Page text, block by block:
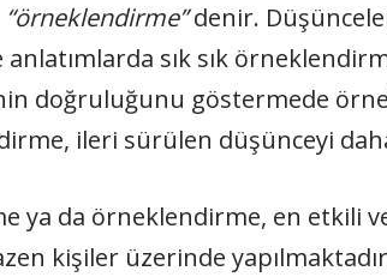
“örneklendirme”denir.
anlatımlarda sık sık
doğruluğunu göstermede
ileri sürülen düşünceyi
ya da örneklendirme, en etkili
kişiler üzerinde